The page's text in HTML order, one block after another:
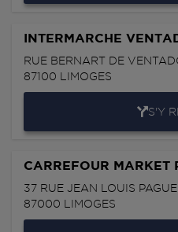
INTERMARCHE
RUE BERNART DE
87100 LIMOGES
S'Y
CARREFOUR MARKET
37 RUE JEAN LOUIS
87000 LIMOGES